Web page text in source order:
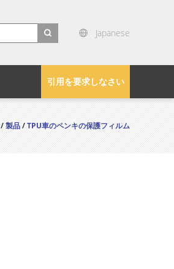
Japanese
引用を要求しなさい
/製品/TPU車のペンキの保護フィルム